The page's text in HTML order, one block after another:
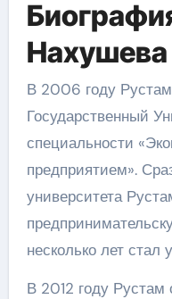
Нахушева
В 2006 году Рустам
Государственный
специальности
предприятием».
университета
несколько лет
В 2012 году Рустам